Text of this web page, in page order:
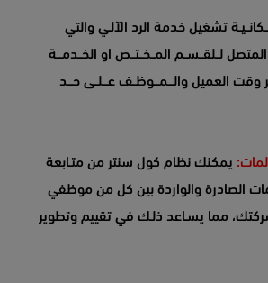
تشغيل خدمة الرد الآلـي والتي
لــلقــســم المــخــتــص او الخــدمـــة
العميل والـــمـــوظــف عـــلــى حـــد
يمكنك نظام كول سنتر من متـابعة
الصادرة والواردة بين كل من موظفي
مما يسـاعد ذلـك في تقييم وتطوير